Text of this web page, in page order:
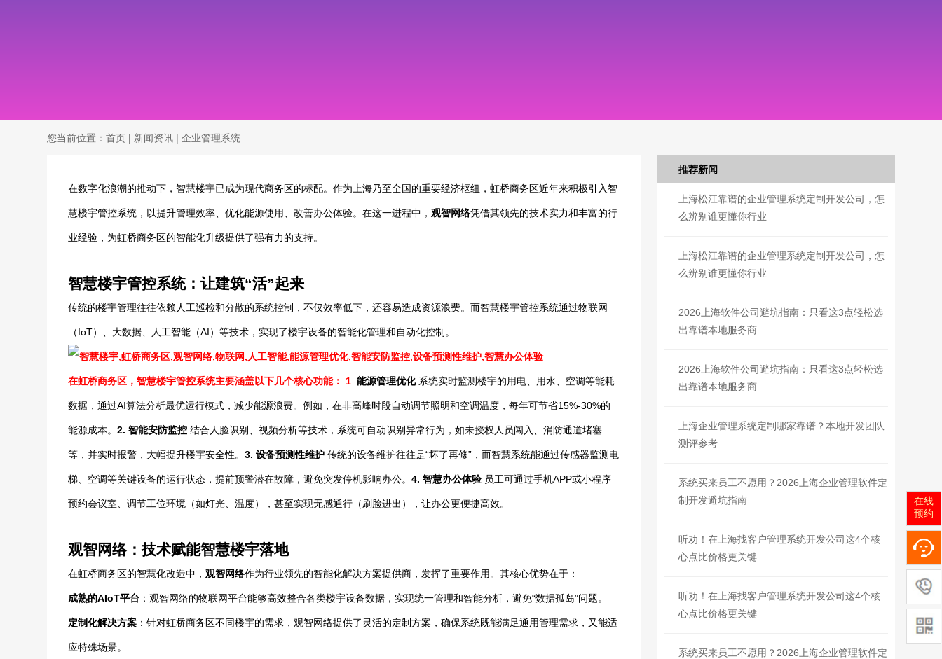
您当前位置：首页 | 新闻资讯 | 企业管理系统
在数字化浪潮的推动下，智慧楼宇已成为现代商务区的标配。作为上海乃至全国的重要经济枢纽，虹桥商务区近年来积极引入智
慧楼宇管控系统，以提升管理效率、优化能源使用、改善办公体验。在这一进程中，观智网络凭借其领先的技术实力和丰富的行
业经验，为虹桥商务区的智能化升级提供了强有力的支持。
智慧楼宇管控系统：让建筑“活”起来
传统的楼宇管理往往依赖人工巡检和分散的系统控制，不仅效率低下，还容易造成资源浪费。而智慧楼宇管控系统通过物联网
（IoT）、大数据、人工智能（AI）等技术，实现了楼宇设备的智能化管理和自动化控制。
在虹桥商务区，智慧楼宇管控系统主要涵盖以下几个核心功能： 1 .能源管理优化系统实时监测楼宇的用电、用水、空调等能耗
数据，通过AI算法分析最优运行模式，减少能源浪费。例如，在非高峰时段自动调节照明和空调温度，每年可节省15%-30%的
能源成本。2.智能安防监控 结合人脸识别、视频分析等技术，系统可自动识别异常行为，如未授权人员闯入、消防通道堵塞
等，并实时报警，大幅提升楼宇安全性。3.设备预测性维护 传统的设备维护往往是“坏了再修”，而智慧系统能通过传感器监测电
梯、空调等关键设备的运行状态，提前预警潜在故障，避免突发停机影响办公。4.智慧办公体验 员工可通过手机APP或小程序
预约会议室、调节工位环境（如灯光、温度），甚至实现无感通行（刷脸进出），让办公更便捷高效。
观智网络：技术赋能智慧楼宇落地
在虹桥商务区的智慧化改造中，观智网络作为行业领先的智能化解决方案提供商，发挥了重要作用。其核心优势在于：
成熟的AIoT平台 ：观智网络的物联网平台能够高效整合各类楼宇设备数据，实现统一管理和智能分析，避免“数据孤岛”问题。
定制化解决方案 ：针对虹桥商务区不同楼宇的需求，观智网络提供了灵活的定制方案，确保系统既能满足通用管理需求，又能适
应特殊场景。
推荐新闻
上海松江靠谱的企业管理系统定制开发公司，怎
么辨别谁更懂你行业
上海松江靠谱的企业管理系统定制开发公司，怎
么辨别谁更懂你行业
2026上海软件公司避坑指南：只看这3点轻松选
出靠谱本地服务商
2026上海软件公司避坑指南：只看这3点轻松选
出靠谱本地服务商
上海企业管理系统定制哪家靠谱？本地开发团队
测评参考
系统买来员工不愿用？2026上海企业管理软件定
制开发避坑指南
听劝！在上海找客户管理系统开发公司这4个核
心点比价格更关键
听劝！在上海找客户管理系统开发公司这4个核
心点比价格更关键
系统买来员工不愿用？2026上海企业管理软件定
在线
预约